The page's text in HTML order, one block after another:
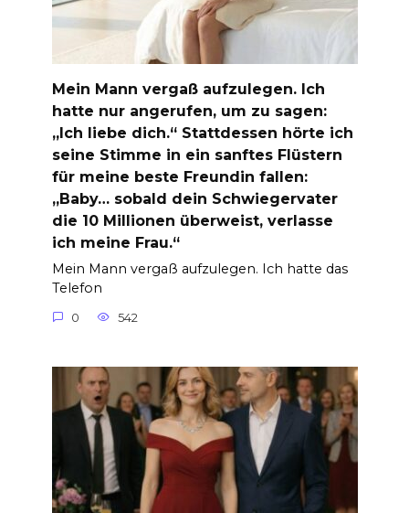
Mein Mann vergaß aufzulegen. Ich
hatte nur angerufen, um zu sagen:
„Ich liebe dich.“ Stattdessen hörte ich
seine Stimme in ein sanftes Flüstern
für meine beste Freundin fallen:
„Baby… sobald dein Schwiegervater
die 10 Millionen überweist, verlasse
ich meine Frau.“
Mein Mann vergaß aufzulegen. Ich hatte das
Telefon
0 542